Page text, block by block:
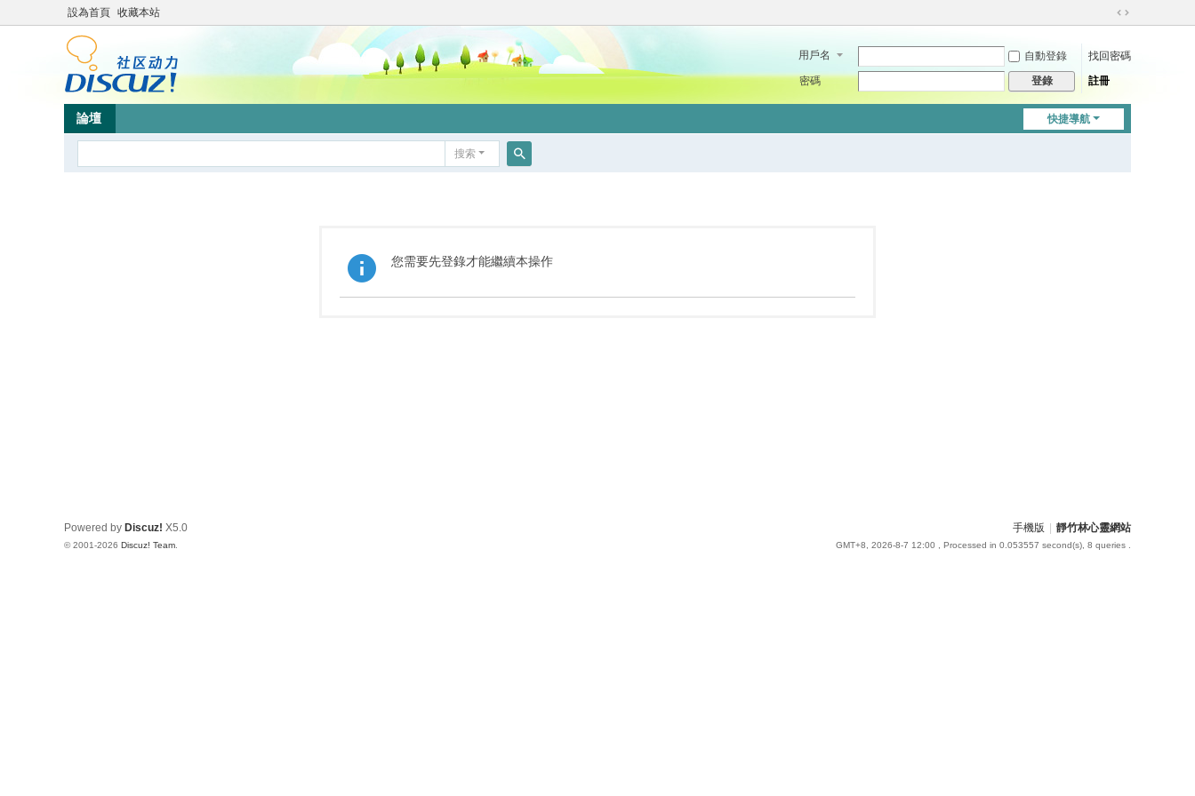
設為首頁 收藏本站
切
到
用戶名 自動登錄
找回密碼
密碼
登錄 註冊
快捷導航
論壇
搜索
您需要先登錄才能繼續本操作
手機版 靜竹林心靈網站
GMT+8, 2026-8-7 12:00 , Processed in 0.053557 second(s), 8 queries .
Powered by Discuz! X5.0
© 2001-2026 Discuz! Team